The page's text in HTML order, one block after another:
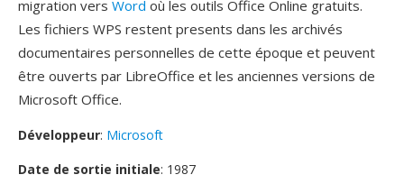
migration vers Word où les outils Office Online gratuits.
Les fichiers WPS restent presents dans les archivés
documentaires personnelles de cette époque et peuvent
être ouverts par LibreOffice et les anciennes versions de
Microsoft Office.
Développeur: Microsoft
Date de sortie initiale: 1987